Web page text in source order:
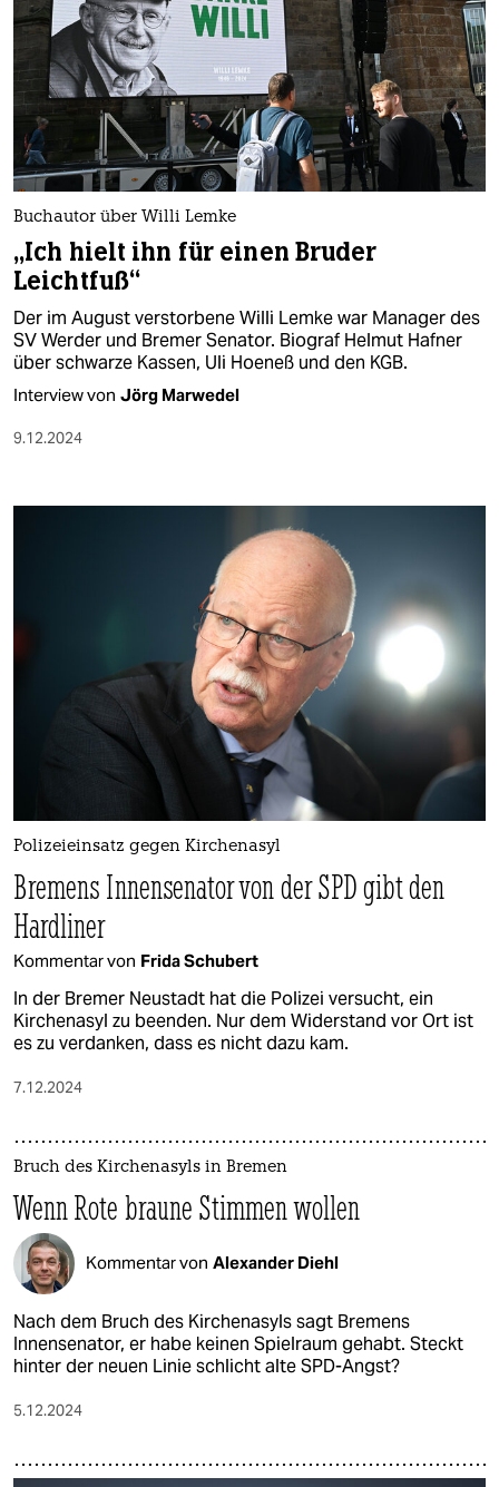
Buchautor über Willi Lemke
„Ich hielt ihn für einen Bruder
Leichtfuß“
Der im August verstorbene Willi Lemke war Manager des
SV Werder und Bremer Senator. Biograf Helmut Hafner
über schwarze Kassen, Uli Hoeneß und den KGB.
Interview von Jörg Marwedel
9.12.2024
Polizeieinsatz gegen Kirchenasyl
Bremens Innensenator von der SPD gibt den
Hardliner
Kommentar von Frida Schubert
In der Bremer Neustadt hat die Polizei versucht, ein
Kirchenasyl zu beenden. Nur dem Widerstand vor Ort ist
es zu verdanken, dass es nicht dazu kam.
7.12.2024
Bruch des Kirchenasyls in Bremen
Wenn Rote braune Stimmen wollen
Kommentar von Alexander Diehl
Nach dem Bruch des Kirchenasyls sagt Bremens
Innensenator, er habe keinen Spielraum gehabt. Steckt
hinter der neuen Linie schlicht alte SPD-Angst?
5.12.2024